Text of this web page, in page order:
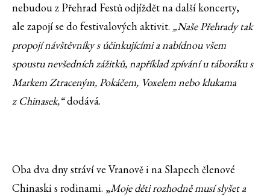
nebudou z Přehrad Festů odjíždět na další koncerty,
ale zapojí se do festivalových aktivit. „Naše Přehrady tak
propojí návštěvníky s účinkujícími a nabídnou všem
spoustu nevšedních zážitků, například zpívání u táboráku s
Markem Ztraceným, Pokáčem, Voxelem nebo klukama
z Chinasek,“dodává.
Oba dva dny stráví ve Vranově i na Slapech členové
Chinaski s rodinami. „Moje děti rozhodně musí slyšet a